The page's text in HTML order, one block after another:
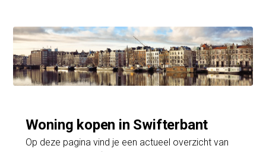
Woning kopen in Swifterbant
Op deze pagina vind je een actueel overzicht van